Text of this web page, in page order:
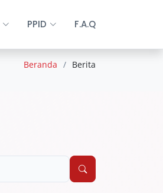
Beranda Berita
PPID F.A.Q